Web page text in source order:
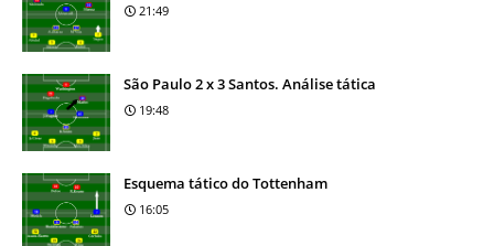
21:49
São Paulo 2 x 3 Santos. Análise tática
19:48
Esquema tático do Tottenham
16:05